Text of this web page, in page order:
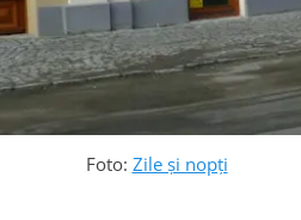
Foto: Zile și nopți